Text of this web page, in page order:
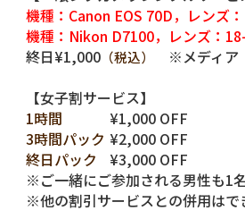
機種：Canon EOS 70D，レンズ
機種：Nikon D7100，レンズ：
終日¥1,000 （税込）
※メディア
【女子割サービス】
1時間
¥1,000 OFF
3時間パック ¥2,000 OFF
終日パック
¥3,000 OFF
※ご一緒にご参加される男性も1
※他の割引サービスとの併用はで